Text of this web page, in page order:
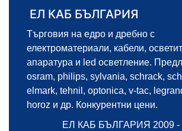
ЕЛ КАБ БЪЛГАРИЯ
Търговия на едро и дребно с
електроматериали, кабели,
апаратура и led осветление.
osram, philips, sylvania, schrack,
elmark, tehnil, optonica, v-tac,
horoz и др. Конкурентни цени.
ЕЛ КАБ БЪЛГАРИЯ 2009 -